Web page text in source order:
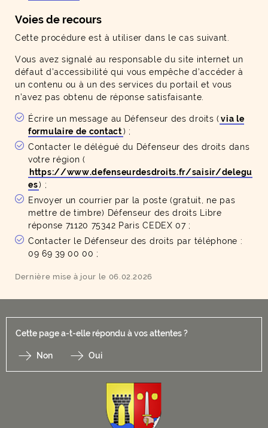
Voies de recours
Cette procédure est à utiliser dans le cas suivant.
Vous avez signalé au responsable du site internet un
défaut d’accessibilité qui vous empêche d’accéder à
un contenu ou à un des services du portail et vous
n’avez pas obtenu de réponse satisfaisante.
Écrire un message au Défenseur des droits ( via le
formulaire de contact) ;
Contacter le délégué du Défenseur des droits dans
votre région (
https://www.defenseurdesdroits.fr/saisir/delegu
es) ;
Envoyer un courrier par la poste (gratuit, ne pas
mettre de timbre) Défenseur des droits Libre
réponse 71120 75342 Paris CEDEX 07 ;
Contacter le Défenseur des droits par téléphone :
09 69 39 00 00 ;
Dernière mise à jour le 06.02.2026
Cette page a-t-elle répondu à vos attentes ?
Non Oui